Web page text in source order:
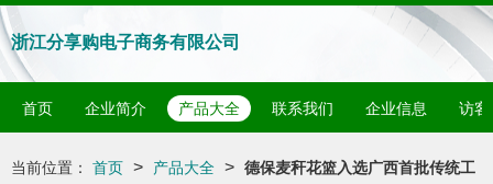
浙江分享购电子商务有限公司
首页 企业简介 产品大全 联系我们 企业信息 访客
当前位置： 首页 > 产品大全 > 德保麦秆花篮入选广西首批传统工